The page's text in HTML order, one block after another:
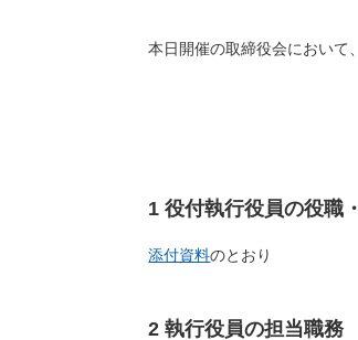
本日開催の取締役会において
1 役付執行役員の役職
添付資料のとおり
2 執行役員の担当職務